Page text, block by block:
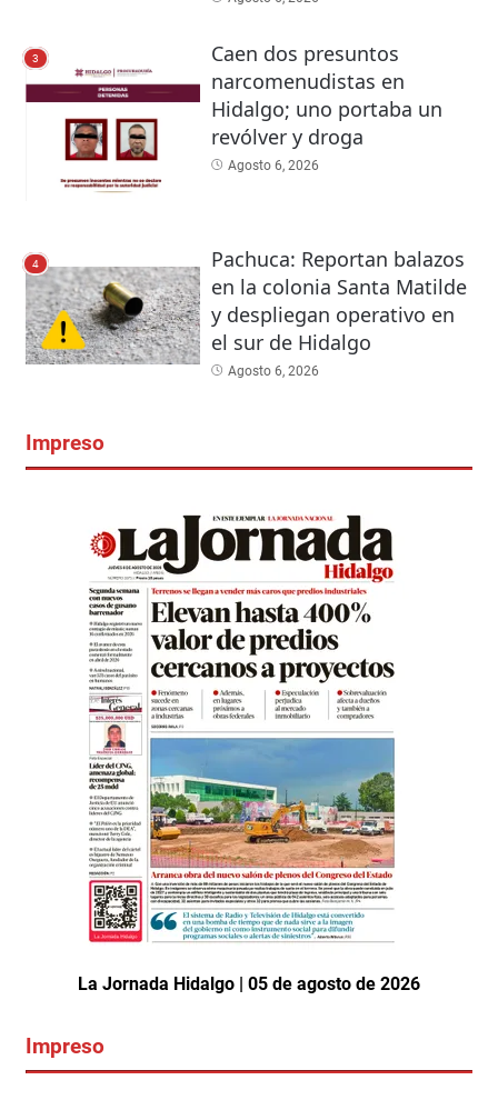
3
Caen dos presuntos
narcomenudistas en
Hidalgo; uno portaba un
revólver y droga
Agosto 6, 2026
4
Pachuca: Reportan balazos
en la colonia Santa Matilde
y despliegan operativo en
el sur de Hidalgo
Agosto 6, 2026
Impreso
La Jornada Hidalgo | 05 de agosto de 2026
Impreso